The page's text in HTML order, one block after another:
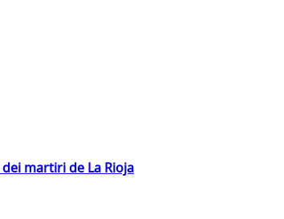
martiri de La Rioja